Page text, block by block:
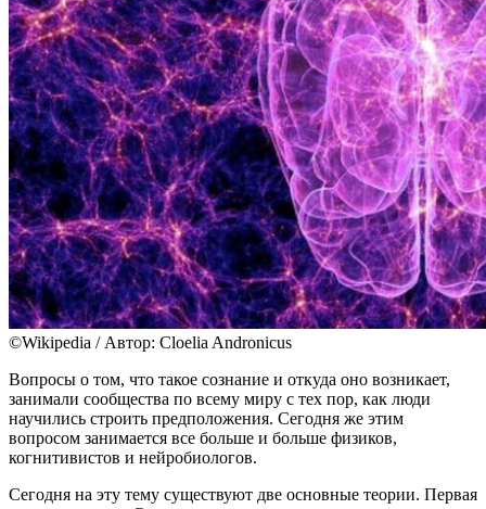
©Wikipedia / Автор: Cloelia Andronicus
Вопросы о том, что такое сознание и откуда оно возникает,
занимали сообщества по всему миру с тех пор, как люди
научились строить предположения. Сегодня же этим
вопросом занимается все больше и больше физиков,
когнитивистов и нейробиологов.
Сегодня на эту тему существуют две основные теории. Первая